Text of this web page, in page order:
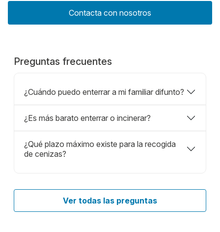
Contacta con nosotros
Preguntas frecuentes
¿Cuándo puedo enterrar a mi familiar difunto?
¿Es más barato enterrar o incinerar?
¿Qué plazo máximo existe para la recogida
de cenizas?
Ver todas las preguntas